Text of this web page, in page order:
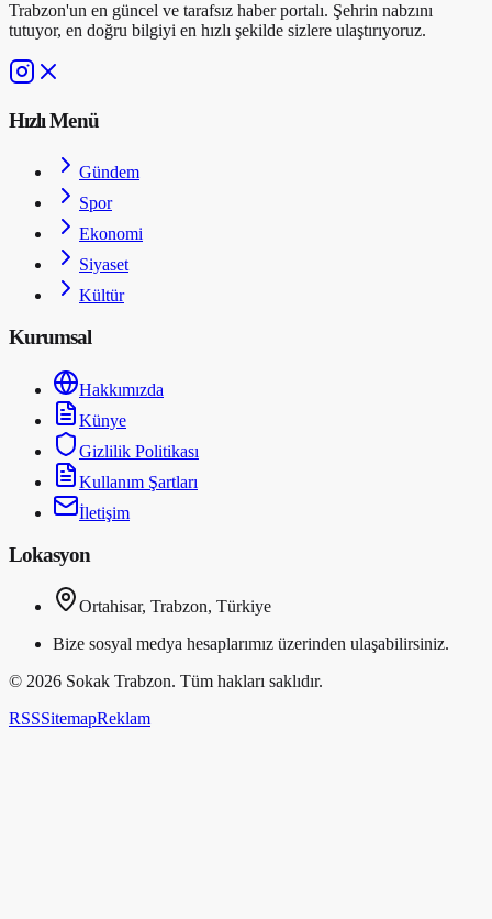
Trabzon'un en güncel ve tarafsız haber portalı. Şehrin nabzını
tutuyor, en doğru bilgiyi en hızlı şekilde sizlere ulaştırıyoruz.
Hızlı Menü
Gündem
Spor
Ekonomi
Siyaset
Kültür
Kurumsal
Hakkımızda
Künye
Gizlilik Politikası
Kullanım Şartları
İletişim
Lokasyon
Ortahisar, Trabzon, Türkiye
Bize sosyal medya hesaplarımız üzerinden ulaşabilirsiniz.
© 2026 Sokak Trabzon. Tüm hakları saklıdır.
RSSSitemapReklam